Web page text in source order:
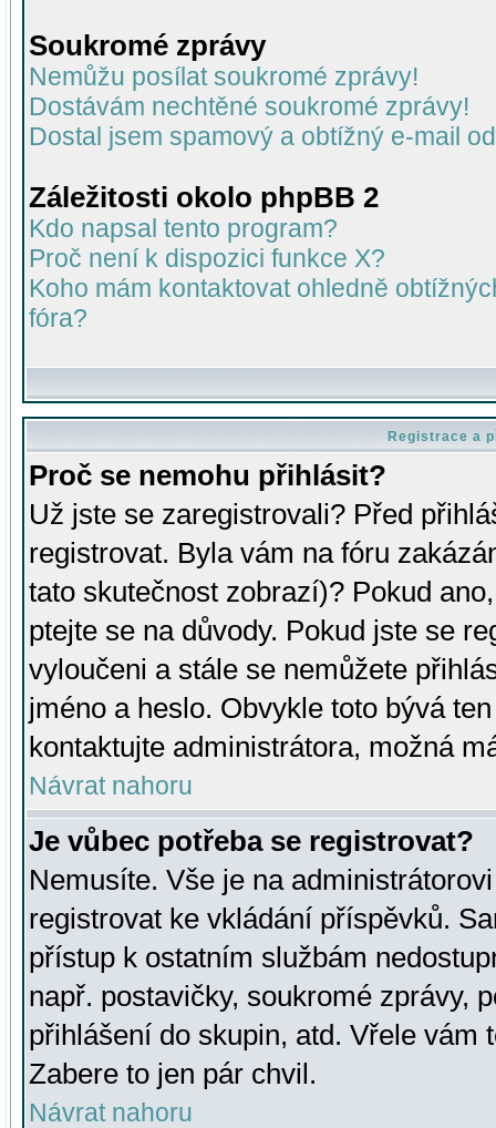
Soukromé zprávy
Nemůžu posílat soukromé zprávy!
Dostávám nechtěné soukromé zprávy!
Dostal jsem spamový a obtížný e-mail
Záležitosti okolo phpBB 2
Kdo napsal tento program?
Proč není k dispozici funkce X?
Koho mám kontaktovat ohledně
fóra?
Registrace a
Proč se nemohu přihlásit?
Už jste se zaregistrovali? Před
registrovat. Byla vám na fóru
tato skutečnost zobrazí)? Pokud
ptejte se na důvody. Pokud jste se
vyloučeni a stále se nemůžete
jméno a heslo. Obvykle toto bývá
kontaktujte administrátora, možná
Návrat nahoru
Je vůbec potřeba se registrovat?
Nemusíte. Vše je na
registrovat ke vkládání příspěvků.
přístup k ostatním službám
např. postavičky, soukromé zprávy,
přihlášení do skupin, atd. Vřele vám
Zabere to jen pár chvil.
Návrat nahoru